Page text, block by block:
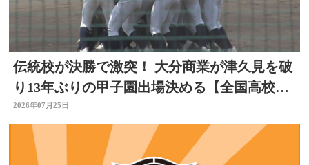
伝統校が決勝で激突！ 大分商業が津久見を破
り13年ぶりの甲子園出場決める【全国高校野
球大分大会】
2026年07月25日